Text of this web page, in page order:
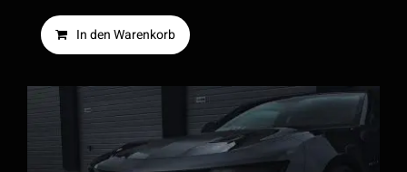
In den Warenkorb